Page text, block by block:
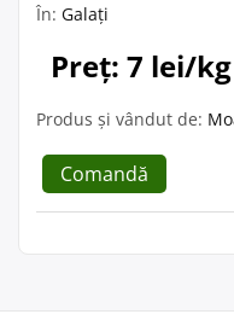
În: Galați
Preț: 7 lei/kg
Produs și vândut de:
Comandă